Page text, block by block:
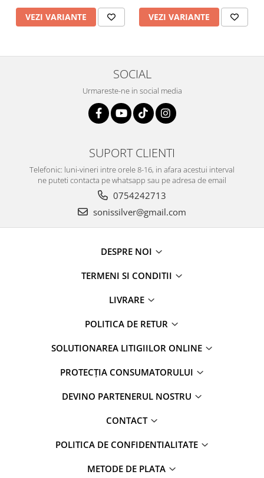
VEZI VARIANTE VEZI VARIANTE
SOCIAL
Urmareste-ne in social media
SUPORT CLIENTI
Telefonic: luni-vineri intre orele 8-16, in afara acestui interval
ne puteti contacta pe whatsapp sau pe adresa de email
0754242713
sonissilver@gmail.com
DESPRE NOI
TERMENI SI CONDITII
LIVRARE
POLITICA DE RETUR
SOLUTIONAREA LITIGIILOR ONLINE
PROTECȚIA CONSUMATORULUI
DEVINO PARTENERUL NOSTRU
CONTACT
POLITICA DE CONFIDENTIALITATE
METODE DE PLATA